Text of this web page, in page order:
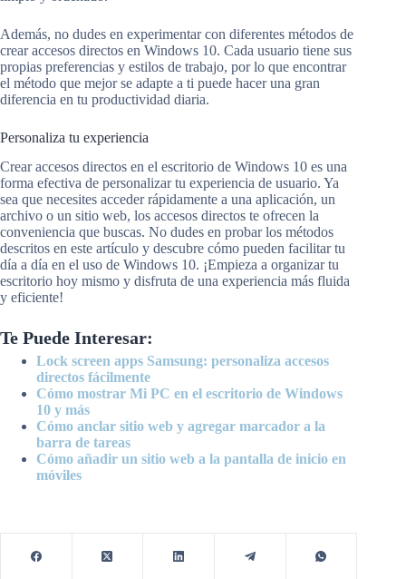
Además, no dudes en experimentar con diferentes métodos de
crear accesos directos en Windows 10. Cada usuario tiene sus
propias preferencias y estilos de trabajo, por lo que encontrar
el método que mejor se adapte a ti puede hacer una gran
diferencia en tu productividad diaria.
Personaliza tu experiencia
Crear accesos directos en el escritorio de Windows 10 es una
forma efectiva de personalizar tu experiencia de usuario. Ya
sea que necesites acceder rápidamente a una aplicación, un
archivo o un sitio web, los accesos directos te ofrecen la
conveniencia que buscas. No dudes en probar los métodos
descritos en este artículo y descubre cómo pueden facilitar tu
día a día en el uso de Windows 10. ¡Empieza a organizar tu
escritorio hoy mismo y disfruta de una experiencia más fluida
y eficiente!
Te Puede Interesar:
Lock screen apps Samsung: personaliza accesos
directos fácilmente
Cómo mostrar Mi PC en el escritorio de Windows
10 y más
Cómo anclar sitio web y agregar marcador a la
barra de tareas
Cómo añadir un sitio web a la pantalla de inicio en
móviles